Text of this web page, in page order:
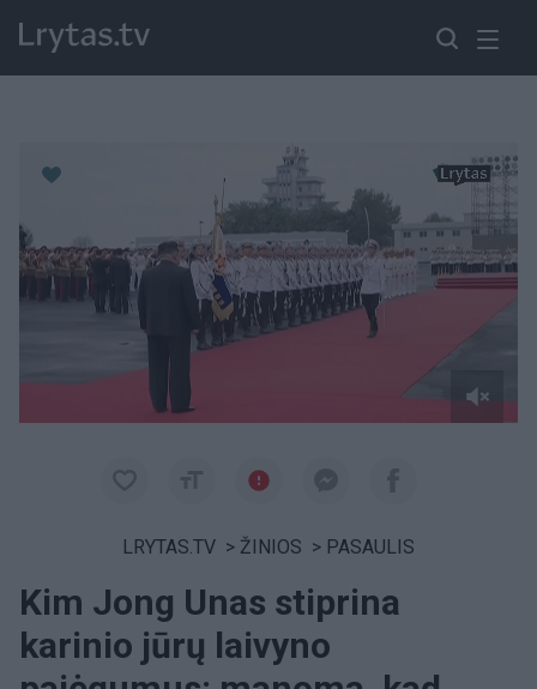
LRYTAS.TV > ŽINIOS > PASAULIS
Kim Jong Unas stiprina
karinio jūrų laivyno